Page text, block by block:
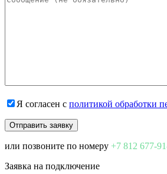
Я согласен с политикой обработки
или позвоните по номеру +7 812 677-
Заявка на подключение